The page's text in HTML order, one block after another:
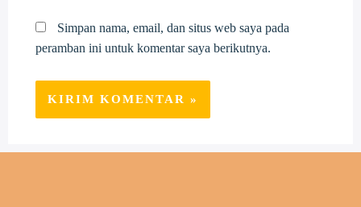
Simpan nama, email, dan situs web saya pada
peramban ini untuk komentar saya berikutnya.